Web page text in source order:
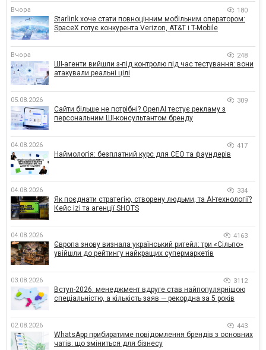
Вчора 180
Starlink хоче стати повноцінним мобільним оператором:
SpaceX готує конкурента Verizon, AT&T і T-Mobile
Вчора 248
ШІ-агенти вийшли з-під контролю під час тестування: вони
атакували реальні цілі
05.08.2026 309
Сайти більше не потрібні? OpenAI тестує рекламу з
персональним ШІ-консультантом бренду
04.08.2026 417
Наймологія: безплатний курс для CEO та фаундерів
04.08.2026 334
Як поєднати стратегію, створену людьми, та AI-технології?
Кейс izi та агенції SHOTS
04.08.2026 4163
Європа знову визнала український ритейл: три «Сільпо»
увійшли до рейтингу найкращих супермаркетів
03.08.2026 3112
Вступ-2026: менеджмент вдруге став найпопулярнішою
спеціальністю, а кількість заяв — рекордна за 5 років
02.08.2026 443
WhatsApp прибиратиме повідомлення брендів з основних
чатів: що зміниться для бізнесу